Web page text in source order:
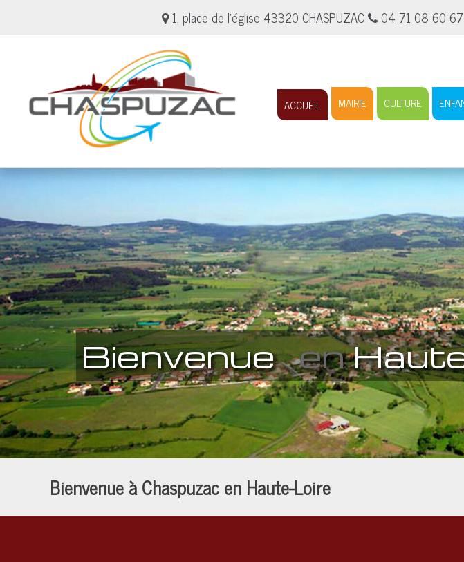
1, place de l'église 43320 CHASPUZAC 04 71 08 60 67
ACCUEIL MAIRIE CULTURE
Bienvenueen
Bienvenue à Chaspuzac en Haute-Loire